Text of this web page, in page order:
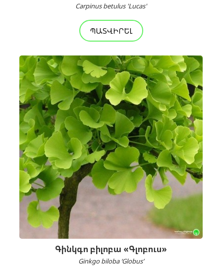
Carpinus betulus 'Lucas'
ՊԱՏՎԻՐԵԼ
Գինկգո բիլոբա «Գլոբուս»
Ginkgo biloba ‘Globus’